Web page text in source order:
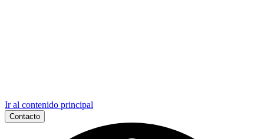
Ir al contenido principal
Contacto